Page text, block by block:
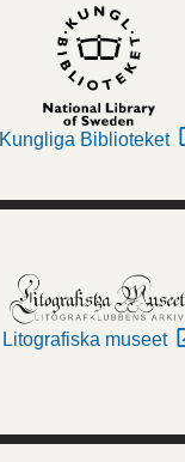
Kungliga Biblioteket
Litografiska museet